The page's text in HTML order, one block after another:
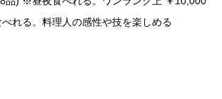
れる。料理人の感性や技を楽しめる